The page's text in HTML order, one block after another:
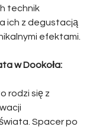
technik
ich z degustacją
efektami.
w Dookoła:
rodzi się z
Spacer po